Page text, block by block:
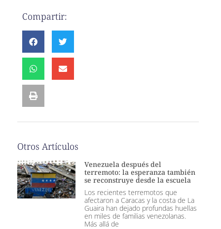
Compartir:
Otros Artículos
Venezuela después del
terremoto: la esperanza también
se reconstruye desde la escuela
Los recientes terremotos que
afectaron a Caracas y la costa de La
Guaira han dejado profundas huellas
en miles de familias venezolanas.
Más allá de